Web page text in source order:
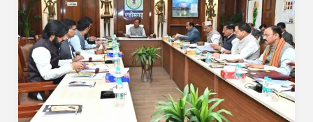
कैबिनेट
बैठक
में
बड़े
फैसले:
आबकारी